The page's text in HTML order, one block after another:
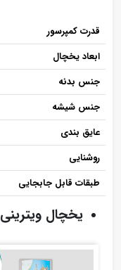
قدرت کمپرسور
ابعاد یخچال
جنس بدنه
جنس شیشه
عایق بندی
روشنایی
طبقات قابل جابجایی
یخچال ویترینی 70 سانتی